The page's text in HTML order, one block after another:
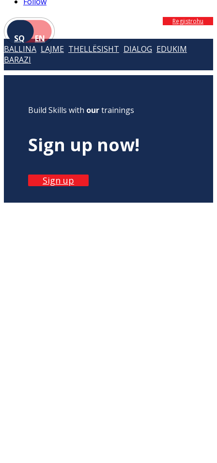
SQ EN
Regjistrohu
BALLINA LAJME THELLËSISHT DIALOG EDUKIM
BARAZI
Build Skills with ourtrainings
Sign up now!
Sign up